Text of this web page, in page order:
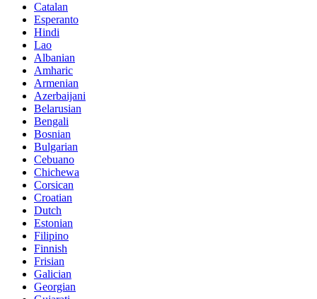
Catalan
Esperanto
Hindi
Lao
Albanian
Amharic
Armenian
Azerbaijani
Belarusian
Bengali
Bosnian
Bulgarian
Cebuano
Chichewa
Corsican
Croatian
Dutch
Estonian
Filipino
Finnish
Frisian
Galician
Georgian